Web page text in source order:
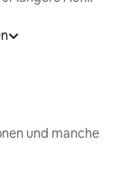
und manche